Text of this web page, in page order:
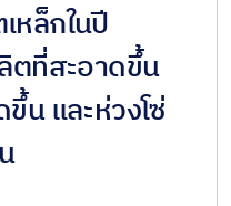
หล็กในปี
ตที่สะอาดขึ้น
น และห่วงโซ่